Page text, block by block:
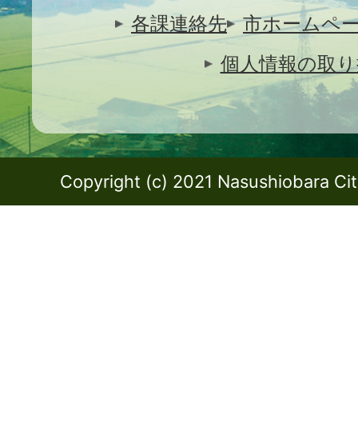
各課連絡先
市ホームペ
個人情報の取
Copyright (c) 2021 Nasushiobara